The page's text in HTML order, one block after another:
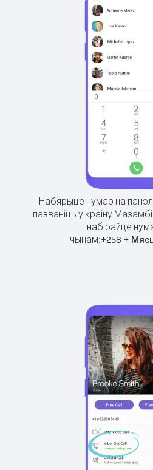
Набярыце нумар на
пазваніць у краіну
набірайце
чынам:+258 +